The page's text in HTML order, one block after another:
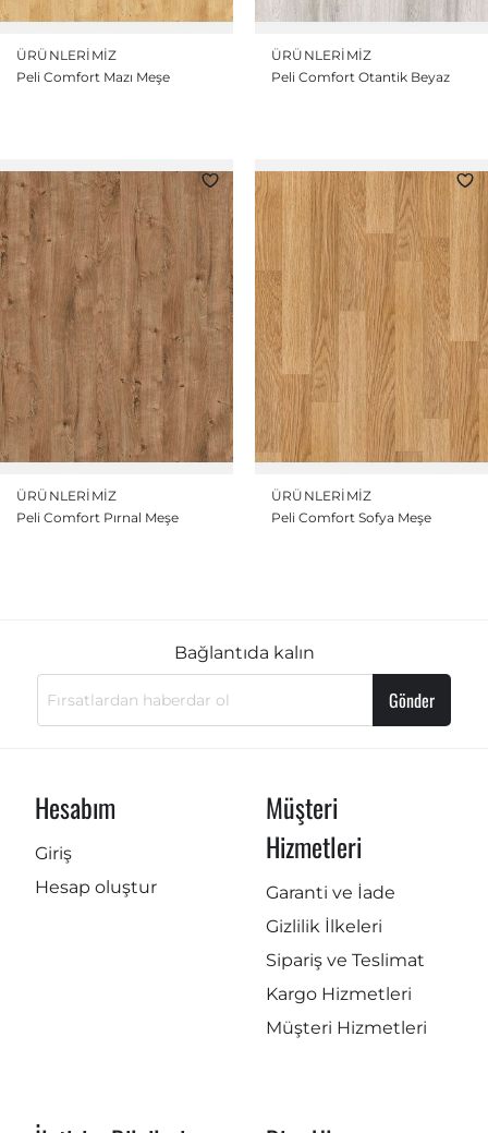
ÜRÜNLERIMIZ
Peli Comfort Mazı Meşe
ÜRÜNLERIMIZ
Peli Comfort Otantik Beyaz
ÜRÜNLERIMIZ
Peli Comfort Pırnal Meşe
ÜRÜNLERIMIZ
Peli Comfort Sofya Meşe
Bağlantıda kalın
Gönder
Hesabım
Giriş
Hesap oluştur
Müşteri
Hizmetleri
Garanti ve İade
Gizlilik İlkeleri
Sipariş ve Teslimat
Kargo Hizmetleri
Müşteri Hizmetleri